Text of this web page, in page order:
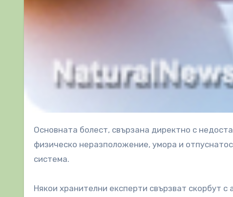
Основната болест, свързана директно с недостатъчност на витамин С е скорбут. Скорбутът създава
физическо неразположение, умора и
система.
Някои хранителни експерти свързват скорбут